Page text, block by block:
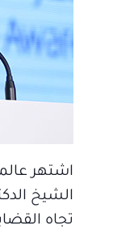
اشتهر
الشيخ
تجاه